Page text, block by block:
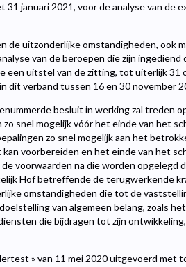
31 januari 2021, voor de analyse van de
de uitzonderlijke omstandigheden, ook
van de beroepen die zijn ingediend
een uitstel van de zitting, tot uiterlijk 31
dit verband tussen 16 en 30 november
besluit in werking zal treden
snel mogelijk vóór het einde van het
zo snel mogelijk aan het
voorbereiden en het einde van het
voorwaarden na die worden opgelegd
Hof betreffende de terugwerkende
omstandigheden die tot de
van algemeen belang, zoals
die bijdragen tot zijn
» van 11 mei 2020 uitgevoerd met